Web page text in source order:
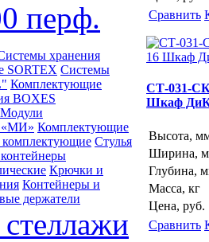
перф.
хранения
SORTEX Системы
Комплектующие
BOXES
Модули
«МИ» Комплектующие
комплектующие Стулья
Крючки и
Контейнеры и
держатели
Сравнить
СТ-031-
Шкаф
Высота,
Ширина,
Глубина,
Масса, кг
Цена, руб.
Сравнить